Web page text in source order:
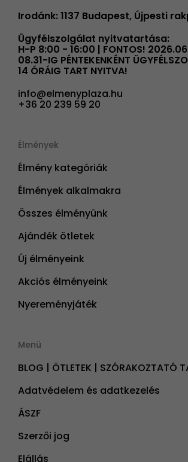
Irodánk: 1137 Budapest, Újpesti
Ügyfélszolgálat nyitvatartása:
H-P 8:00 - 16:00 | FONTOS!
08.31-IG PÉNTEKENKÉNT
14 ÓRÁIG TART NYITVA!
info@elmenyplaza.hu
+36 20 239 59 20
Élmények
Élmény kategóriák
Élmények alkalmakra
Összes élményünk
Ajándék ötletek
Új élményeink
Akciós élményeink
Nyereményjáték
Menü
BLOG | ÖTLETEK | SZÓRAKOZTATÓ
Adatvédelem és adatkezelés
ÁSZF
Szerzői jog
Elállás